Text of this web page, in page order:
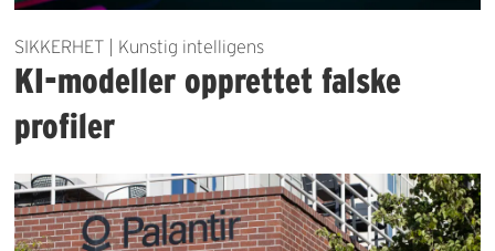
SIKKERHET | Kunstig intelligens
KI-modeller opprettet falske
profiler